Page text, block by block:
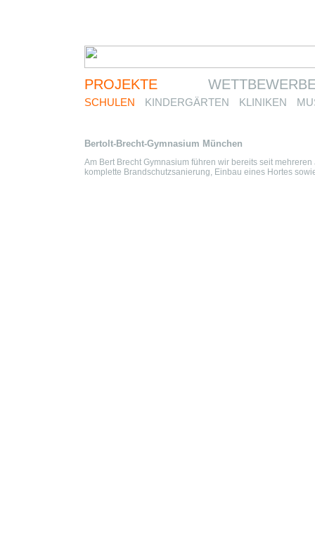
PROJEKTE
SCHULEN KINDERGÄRTEN KLINIKEN
Bertolt-Brecht-Gymnasium München
Am Bert Brecht Gymnasium führen wir bereits seit
komplette Brandschutzsanierung, Einbau eines Hortes